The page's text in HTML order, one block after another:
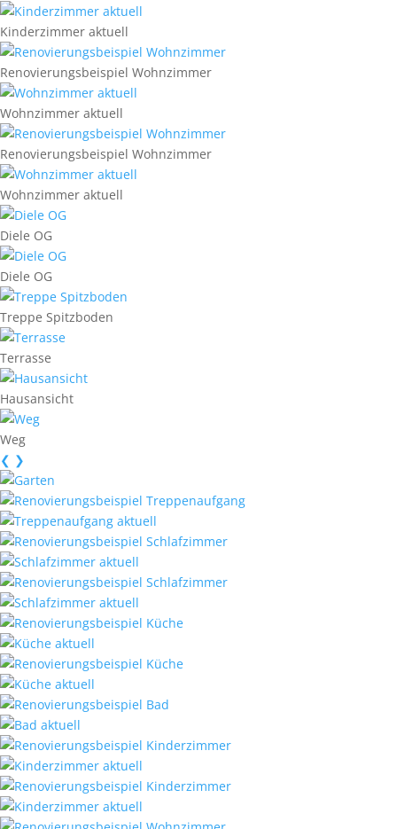
Kinderzimmer aktuell
Renovierungsbeispiel Wohnzimmer
Wohnzimmer aktuell
Renovierungsbeispiel Wohnzimmer
Wohnzimmer aktuell
Diele OG
Diele OG
Treppe Spitzboden
Terrasse
Hausansicht
Weg
❮ ❯